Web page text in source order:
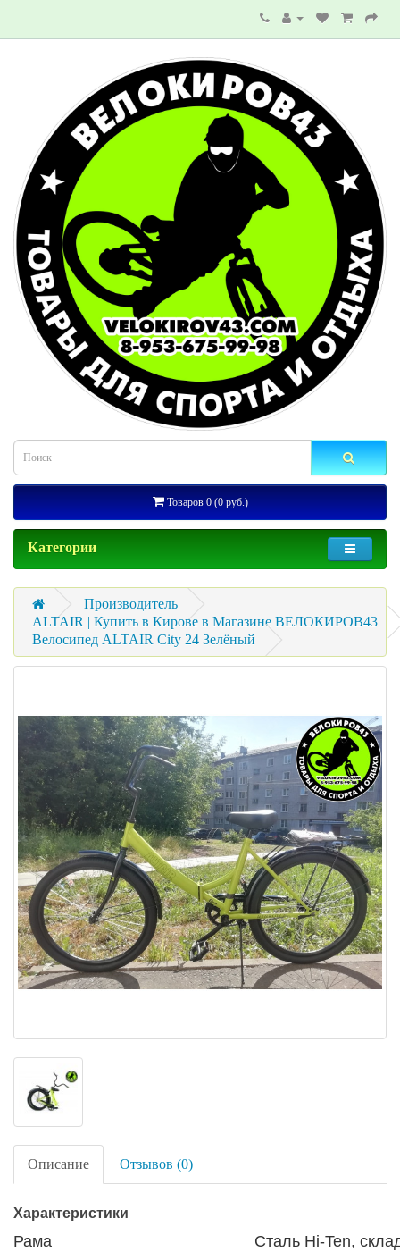
Товаров 0 (0 руб.)
Категории
Производитель
ALTAIR | Купить в Кирове в Магазине ВЕЛОКИРОВ43
Велосипед ALTAIR City 24 Зелёный
Описание Отзывов (0)
Характеристики
Рама
Сталь Hi-Ten,